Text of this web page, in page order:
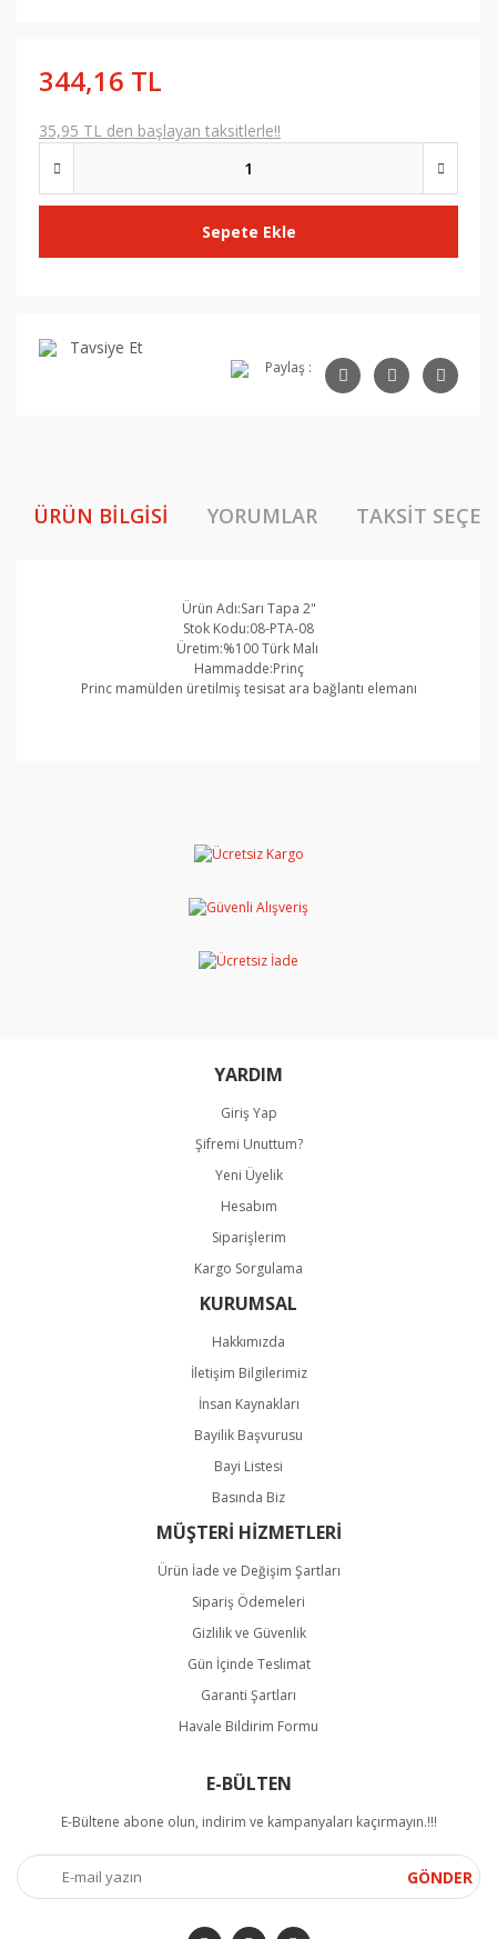
344,16 TL
35,95 TL den başlayan taksitlerle!!
Sepete Ekle
Tavsiye Et
Paylaş :
ÜRÜN BILGISI YORUMLAR TAKSIT
Ürün Adı:Sarı Tapa 2"
Stok Kodu:08-PTA-08
Üretim:%100 Türk Malı
Hammadde:Prinç
Princ mamülden üretilmiş tesisat ara bağlantı elemanı
Yorum Yaz
Ürün açıklamasında eksik bilgiler bulunuyor.
Gönder
YARDIM
Giriş Yap
Şifremi Unuttum?
Yeni Üyelik
Hesabım
Siparişlerim
Kargo Sorgulama
KURUMSAL
Hakkımızda
İletişim Bilgilerimiz
İnsan Kaynakları
Bayilik Başvurusu
Bayi Listesi
Basında Biz
MÜŞTERİ HİZMETLERİ
Ürün İade ve Değişim Şartları
Sipariş Ödemeleri
Gizlilik ve Güvenlik
Gün İçinde Teslimat
Garanti Şartları
Havale Bildirim Formu
E-BÜLTEN
E-Bültene abone olun, indirim ve kampanyaları kaçırmayın.!!!
GÖNDER